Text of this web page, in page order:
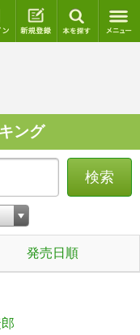
ログイン 新規登録
ング
検索
発売日順